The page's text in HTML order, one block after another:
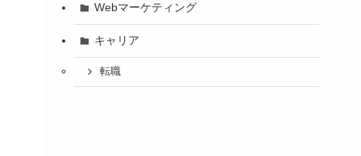
Webマーケティング
キャリア
転職